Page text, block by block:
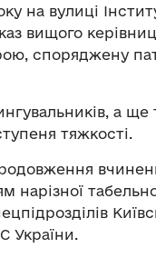
на вулиці
вищого
споряджену
а ще
тяжкості.
нарізної
України.